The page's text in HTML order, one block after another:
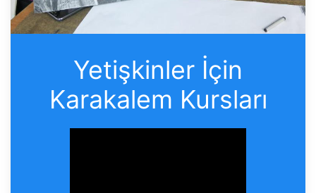
Yetişkinler İçin
Karakalem Kursları